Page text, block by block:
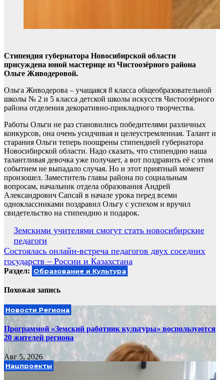
Стипендия губернатора Новосибирской области
присуждена юной мастерице из Чистоозёрного района
Ольге Живодеровой.
Ольга Живодерова – учащаяся 8 класса общеобразовательной
школы № 2 и 5 класса детской школы искусств Чистоозёрного
района отделения декоративно-прикладного творчества.
Работы Ольги не раз становились победителями различных
конкурсов, она очень усидчивая и целеустремленная. Талант и
старания Ольги теперь поощрены стипендией губернатора
Новосибирской области. Надо сказать, что стипендию наша
талантливая девочка уже получает, а вот поздравить её с этим
событием не выпадало случая. Но и этот приятный момент
произошел. Заместитель главы района по социальным
вопросам, начальник отдела образования Андрей
Александрович Сапсай в начале урока перед всеми
одноклассниками поздравил Ольгу с успехом и вручил
свидетельство на стипендию и подарок.
Навигация
по
записям
Земскими учителями смогут стать новосибирские
педагоги
Состоялась онлайн-встреча педагогов двух соседних
государств – России и Казахстана
Раздел: Образование и Культура
Похожая запись
Новости Региона
Программой «Земский работник культуры» воспользуются
20 жителей региона
Авг 5, 2026
Нацпроекты